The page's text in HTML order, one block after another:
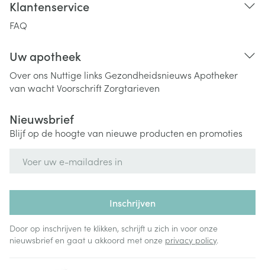
Klantenservice
FAQ
Uw apotheek
Over ons Nuttige links Gezondheidsnieuws Apotheker
van wachtVoorschriftZorgtarieven
Nieuwsbrief
Blijf op de hoogte van nieuwe producten en promoties
Inschrijven
Door op inschrijven te klikken, schrijft u zich in voor onze
nieuwsbrief en gaat u akkoord met onze privacy policy.